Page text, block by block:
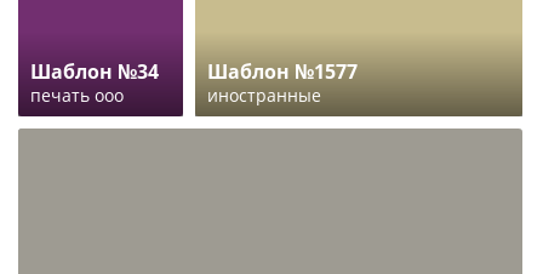
Шаблон №34
печать ооо
Шаблон №1577
иностранные